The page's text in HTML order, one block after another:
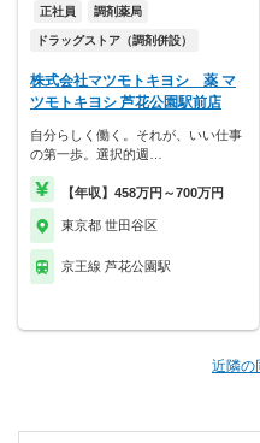
正社員 調剤薬局
ドラッグストア（調剤併設）
株式会社マツモトキヨシ 薬 マ
ツモトキヨシ 芦花公園駅前店
自分らしく働く。それが、いい仕事
の第一歩。選択的週…
【年収】458万円～700万円
東京都 世田谷区
京王線 芦花公園駅
近隣の